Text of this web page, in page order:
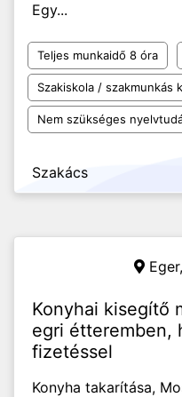
Egy...
Teljes munkaidő 8 óra
Szakiskola / szakmunkás
Nem szükséges
Szakács
Eger,
Konyhai kisegítő
egri étteremben,
fizetéssel
Konyha takarítása,